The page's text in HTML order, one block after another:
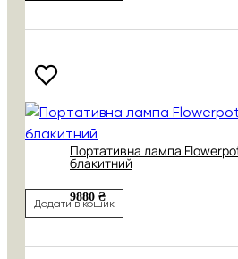
Портативна лампа
блакитний
9880 ₴
Додати в кошик